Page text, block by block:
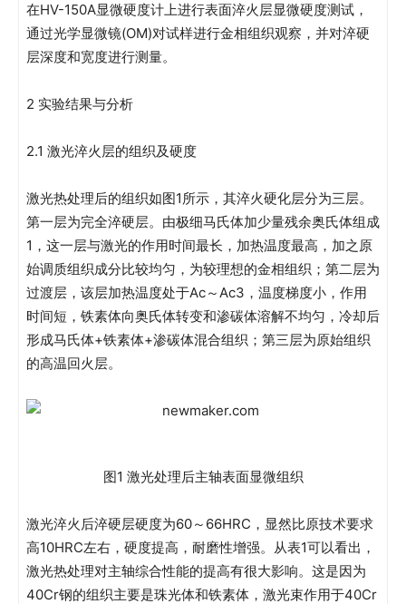
在HV-150A显微硬度计上进行表面淬火层显微硬度测试，
通过光学显微镜(OM)对试样进行金相组织观察，并对淬硬
层深度和宽度进行测量。
2 实验结果与分析
2.1 激光淬火层的组织及硬度
激光热处理后的组织如图1所示，其淬火硬化层分为三层。
第一层为完全淬硬层。由极细马氏体加少量残余奥氏体组成
1，这一层与激光的作用时间最长，加热温度最高，加之原
始调质组织成分比较均匀，为较理想的金相组织；第二层为
过渡层，该层加热温度处于Ac～Ac3，温度梯度小，作用
时间短，铁素体向奥氏体转变和渗碳体溶解不均匀，冷却后
形成马氏体+铁素体+渗碳体混合组织；第三层为原始组织
的高温回火层。
图1 激光处理后主轴表面显微组织
激光淬火后淬硬层硬度为60～66HRC，显然比原技术要求
高10HRC左右，硬度提高，耐磨性增强。从表1可以看出，
激光热处理对主轴综合性能的提高有很大影响。这是因为
40Cr钢的组织主要是珠光体和铁素体，激光束作用于40Cr